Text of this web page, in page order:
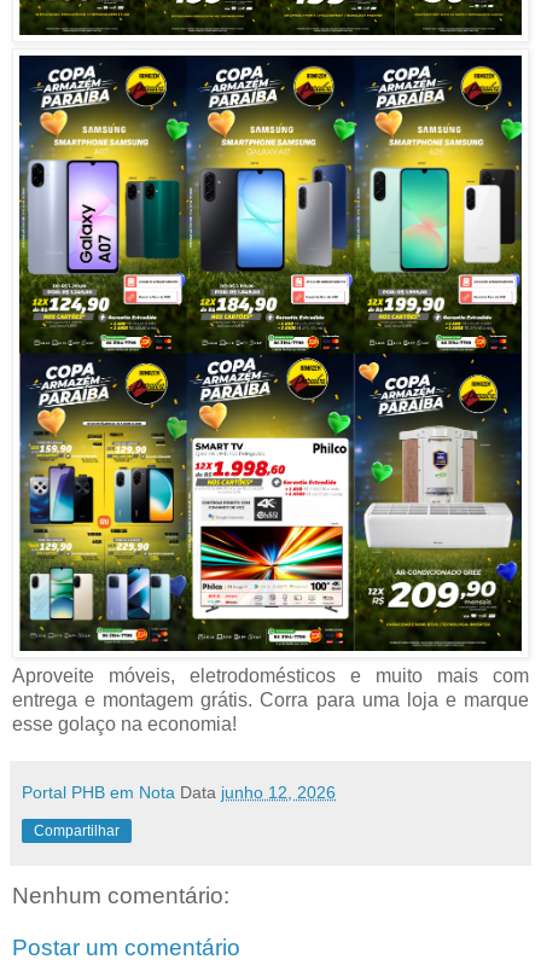
Aproveite móveis, eletrodomésticos e muito mais com
entrega e montagem grátis. Corra para uma loja e marque
esse golaço na economia!
Portal PHB em Nota Data junho 12, 2026
Compartilhar
Nenhum comentário:
Postar um comentário